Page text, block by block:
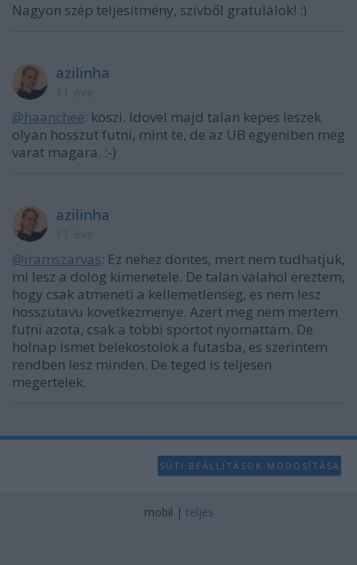
Nagyon szép teljesítmény, szívből gratulálok! :)
azilinha
@haanchee: koszi. Idovel majd talan kepes leszek
olyan hosszut futni, mint te, de az UB egyeniben meg
varat magara. :-)
azilinha
@iramszarvas: Ez nehez dontes, mert nem tudhatjuk,
mi lesz a dolog kimenetele. De talan valahol ereztem,
hogy csak atmeneti a kellemetlenseg, es nem lesz
hosszutavu kovetkezmenye. Azert meg nem mertem
futni azota, csak a tobbi sportot nyomattam. De
holnap ismet belekostolok a futasba, es szerintem
rendben lesz minden. De teged is teljesen
megertelek.
SÜTI BEÁLLÍTÁSOK MÓDOSÍTÁSA
mobil | teljes